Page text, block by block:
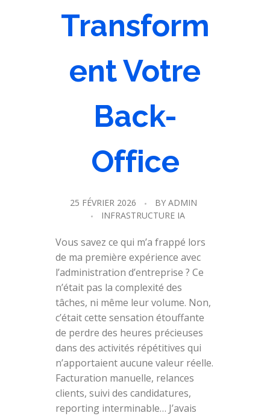
Transform
ent Votre
Back-
Office
25 FÉVRIER 2026 BY ADMIN
INFRASTRUCTURE IA
Vous savez ce qui m’a frappé lors
de ma première expérience avec
l’administration d’entreprise ? Ce
n’était pas la complexité des
tâches, ni même leur volume. Non,
c’était cette sensation étouffante
de perdre des heures précieuses
dans des activités répétitives qui
n’apportaient aucune valeur réelle.
Facturation manuelle, relances
clients, suivi des candidatures,
reporting interminable… J’avais